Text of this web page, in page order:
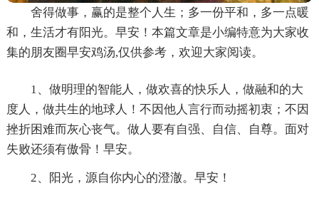
舍得做事，赢的是整个人生；多一份平和，多一点暖
和，生活才有阳光。早安！本篇文章是小编特意为大家收
集的朋友圈早安鸡汤,仅供参考，欢迎大家阅读。
1、做明理的智能人，做欢喜的快乐人，做融和的大
度人，做共生的地球人！不因他人言行而动摇初衷；不因
挫折困难而灰心丧气。做人要有自强、自信、自尊。面对
失败还须有傲骨！早安。
2、阳光，源自你内心的澄澈。早安！